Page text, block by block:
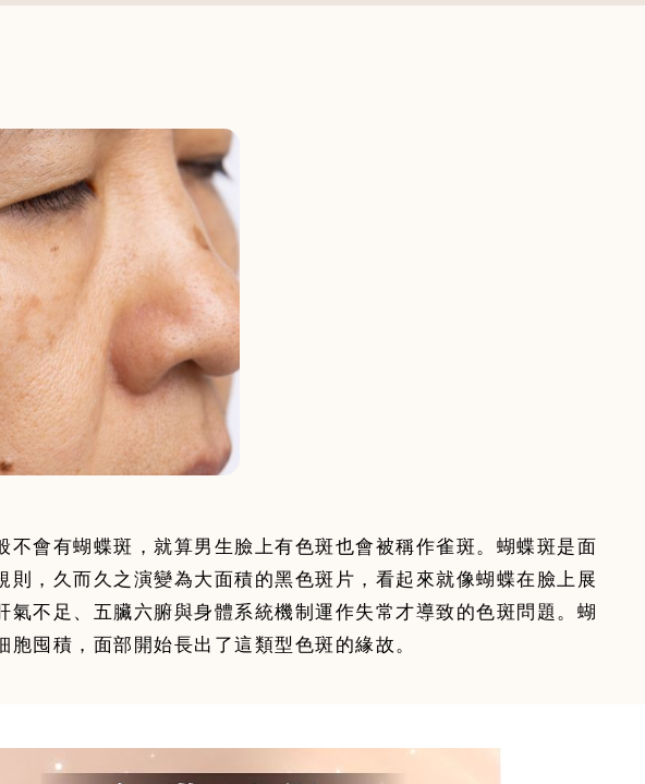
會有蝴蝶斑，就算男生臉上有色斑也會被稱作雀斑。蝴蝶斑是面
，久而久之演變為大面積的黑色斑片，看起來就像蝴蝶在臉上展
不足、五臟六腑與身體系統機制運作失常才導致的色斑問題。蝴
囤積，面部開始長出了這類型色斑的緣故。